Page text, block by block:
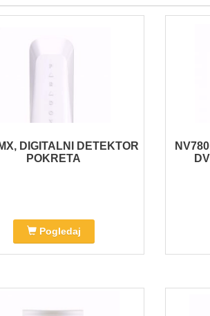
DIGITALNI DETEKTOR
POKRETA
Pogledaj